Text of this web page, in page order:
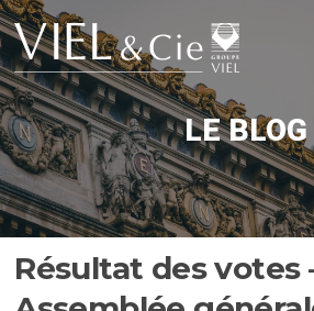
Aller
au
contenu
LE BLOG
Résultat des votes